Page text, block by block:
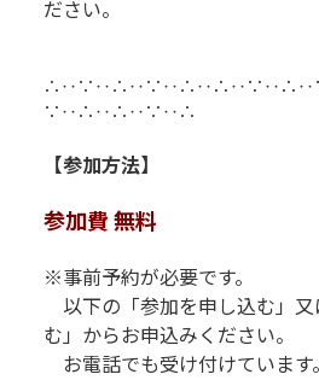
ださい。
∵‥∴‥∴‥∵‥∴
【参加方法】
参加費 無料
※事前予約が必要です。
以下の「参加を申し込む」
む」からお申込みください。
お電話でも受け付けています。